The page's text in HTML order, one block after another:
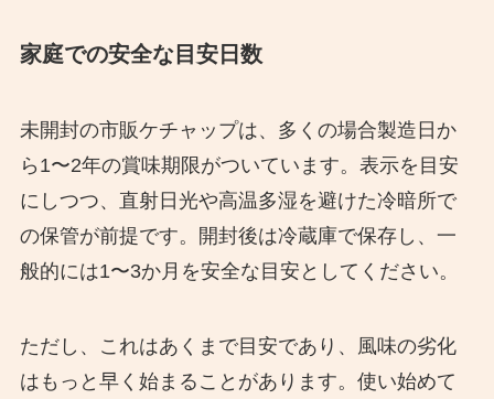
家庭での安全な目安日数
未開封の市販ケチャップは、多くの場合製造日か
ら1〜2年の賞味期限がついています。表示を目安
にしつつ、直射日光や高温多湿を避けた冷暗所で
の保管が前提です。開封後は冷蔵庫で保存し、一
般的には1〜3か月を安全な目安としてください。
ただし、これはあくまで目安であり、風味の劣化
はもっと早く始まることがあります。使い始めて